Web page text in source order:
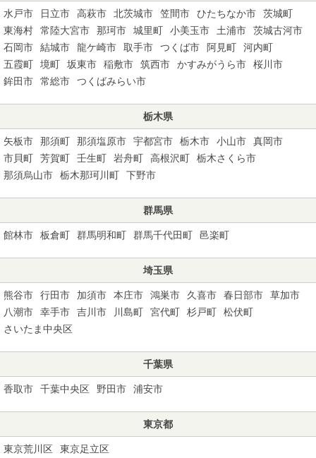
水戸市 日立市 高萩市 北茨城市 笠間市 ひたちなか市
茨城町
東海村
常陸大宮市 那珂市 城里町 小美玉市 土浦市
茨城古河市
石岡市
結城市 龍ケ崎市 取手市 つくば市 阿見町
河内町
五霞町
境町 坂東市 稲敷市 筑西市 かすみがうら市
桜川市
鉾田市
常総市 つくばみらい市
栃木県
矢板市 那須町 那須塩原市 宇都宮市 栃木市 小山市
真岡市
市貝町
芳賀町 壬生町 岩舟町 高根沢町
栃木さくら市
那須烏山市
栃木那珂川町 下野市
群馬県
館林市 板倉町 群馬明和町 群馬千代田町 邑楽町
埼玉県
熊谷市 行田市 加須市 本庄市 鴻巣市 久喜市 春日部市
草加市
八潮市
幸手市 吉川市 川島町 宮代町 杉戸町
松伏町
さいたま中央区
千葉県
香取市 千葉中央区 野田市 浦安市
東京都
東京荒川区 東京足立区